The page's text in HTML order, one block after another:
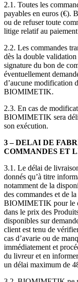
2.1. Toutes les
payables en euros (€).
ou de refuser toute
litige relatif au
2.2. Les commandes
dès la double
signature du bon de
éventuellement
d’aucune modification
BIOMIMETIK.
2.3. En cas de
BIOMIMETIK sera
son exécution.
3 – DELAI DE
COMMANDES ET
3.1. Le délai de
donnés qu’à titre
notamment de la
des commandes et de
BIOMIMETIK pour le
dans le prix des
disponibles sur
client est tenu de
cas d’avarie ou de
immédiatement et
du livreur et en
un délai maximum de